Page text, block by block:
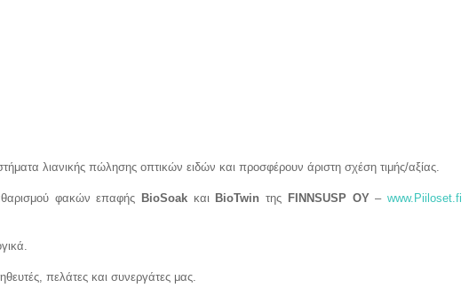
λιανικής πώλησης οπτικών ειδών και προσφέρουν άριστη σχέση τιμής/αξίας.
φακών επαφής BioSoak και BioTwinτης FINNSUSP OY–www.Piiloset.fi
πελάτες και συνεργάτες μας.